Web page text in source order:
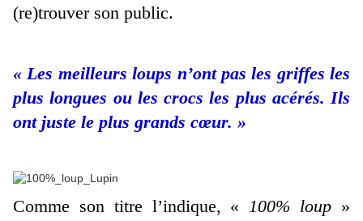
(re)trouver son public.
« Les meilleurs loups n’ont pas les griffes les
plus longues ou les crocs les plus acérés. Ils
ont juste le plus grands cœur. »
Comme son titre l’indique, « 100% loup »